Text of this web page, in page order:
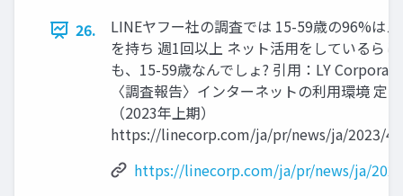
26.
LINEヤフー社の調査では 15-59歳の96%は
を持ち 週1回以上 ネット活用をしているら
も、15-59歳なんでしょ? 引用：LY
〈調査報告〉インターネットの利用環境 定
（2023年上期）
https://linecorp.com/ja/pr/news/ja/2023/
https://linecorp.com/ja/pr/news/ja/